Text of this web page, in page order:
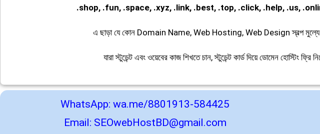
.shop, .fun, .space, .xyz, .link, .best, .top, .click, .help, .us,
এ ছাড়া যে কোন Domain Name, Web Hosting, Web Design স্বল্প মুল্যে
যারা স্টুডেন্ট এবং ওয়েবের কাজ শিখতে চান, স্টুডেন্ট কার্ড দিয়ে ডোমেন হোস্টিং
WhatsApp: wa.me/8801913-584425
Email: SEOwebHostBD@gmail.com